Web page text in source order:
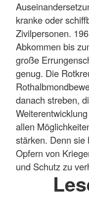
kranke oder
Zivilpersonen.
Abkommen bis
große
genug. Die
danach streben,
allen
stärken. Denn sie
Opfern von
und Schutz zu